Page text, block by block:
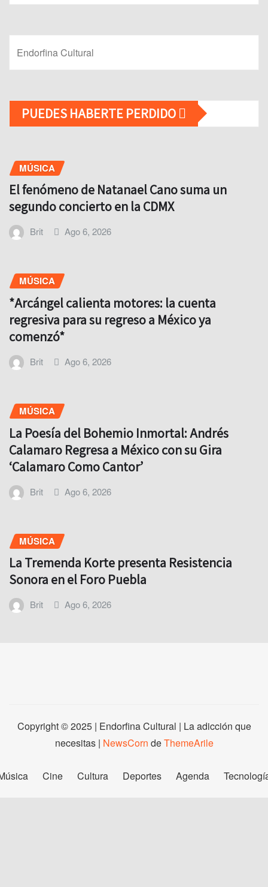
Endorfina Cultural
PUEDES HABERTE PERDIDO
MÚSICA
El fenómeno de Natanael Cano suma un
segundo concierto en la CDMX
Brit Ago 6, 2026
MÚSICA
*Arcángel calienta motores: la cuenta
regresiva para su regreso a México ya
comenzó*
Brit Ago 6, 2026
MÚSICA
La Poesía del Bohemio Inmortal: Andrés
Calamaro Regresa a México con su Gira
‘Calamaro Como Cantor’
Brit Ago 6, 2026
MÚSICA
La Tremenda Korte presenta Resistencia
Sonora en el Foro Puebla
Brit Ago 6, 2026
Copyright © 2025 | Endorfina Cultural | La adicción que
necesitas | NewsCorn deThemeArile
Cine Cultura Deportes Agenda